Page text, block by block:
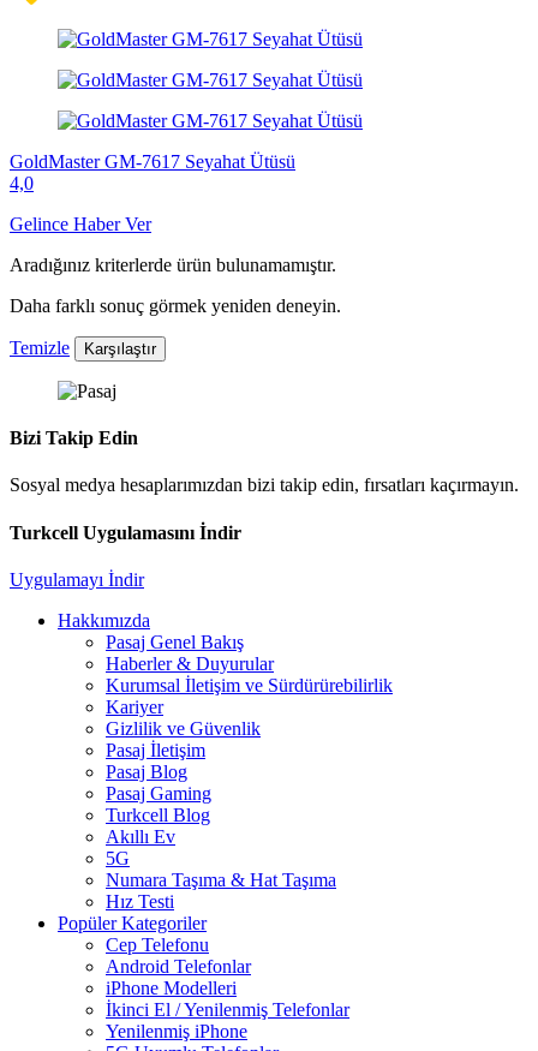
GoldMaster GM-7617 Seyahat Ütüsü
4,0
Gelince Haber Ver
Aradığınız kriterlerde ürün bulunamamıştır.
Daha farklı sonuç görmek yeniden deneyin.
Temizle Karşılaştır
Bizi Takip Edin
Sosyal medya hesaplarımızdan bizi takip edin, fırsatları kaçırmayın.
Turkcell Uygulamasını İndir
Uygulamayı İndir
Hakkımızda
Pasaj Genel Bakış
Haberler & Duyurular
Kurumsal İletişim ve Sürdürürebilirlik
Kariyer
Gizlilik ve Güvenlik
Pasaj İletişim
Pasaj Blog
Pasaj Gaming
Turkcell Blog
Akıllı Ev
5G
Numara Taşıma & Hat Taşıma
Hız Testi
Popüler Kategoriler
Cep Telefonu
Android Telefonlar
iPhone Modelleri
İkinci El / Yenilenmiş Telefonlar
Yenilenmiş iPhone